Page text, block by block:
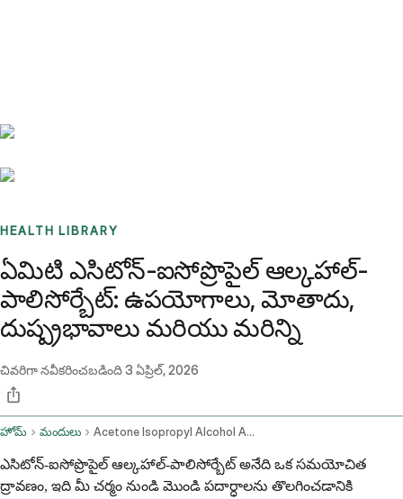
HEALTH LIBRARY
ఏమిటి ఎసిటోన్-ఐసోప్రొపైల్ ఆల్కహాల్-
పాలిసోర్బేట్: ఉపయోగాలు, మోతాదు,
దుష్ప్రభావాలు మరియు మరిన్ని
చివరిగా నవీకరించబడింది3 ఏప్రిల్, 2026
హోమ్ మందులు Acetone Isopropyl Alcohol And Polysorbate Topical Route
ఎసిటోన్-ఐసోప్రొపైల్ ఆల్కహాల్-పాలిసోర్బేట్ అనేది ఒక సమయోచిత
ద్రావణం, ఇది మీ చర్మం నుండి మొండి పదార్ధాలను తొలగించడానికి